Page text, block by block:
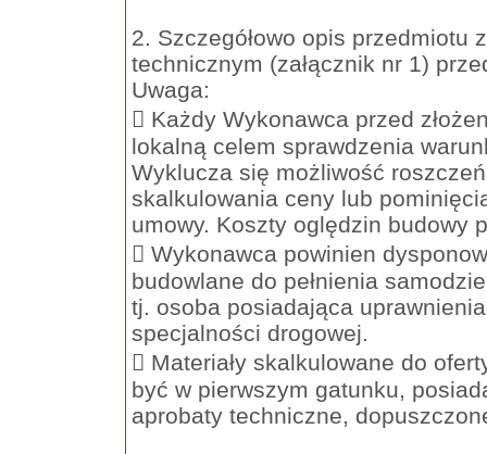
2. Szczegółowo opis przedmiotu
technicznym (załącznik nr 1)
Uwaga:
 Każdy Wykonawca przed
lokalną celem sprawdzenia
Wyklucza się możliwość
skalkulowania ceny lub
umowy. Koszty oględzin budowy
 Wykonawca powinien
budowlane do pełnienia
tj. osoba posiadająca
specjalności drogowej.
 Materiały skalkulowane do
być w pierwszym gatunku,
aprobaty techniczne,